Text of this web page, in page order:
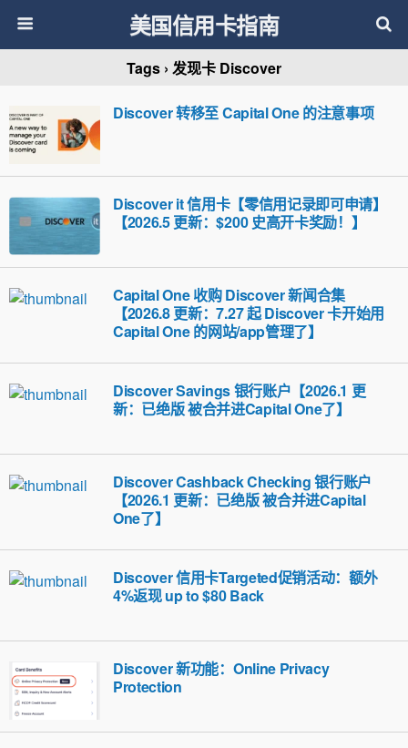
美国信用卡指南
Tags › 发现卡 Discover
Discover 转移至 Capital One 的注意事项
Discover it 信用卡【零信用记录即可申请】
【2026.5 更新：$200 史高开卡奖励！】
Capital One 收购 Discover 新闻合集
【2026.8 更新：7.27 起 Discover 卡开始用
Capital One 的网站/app管理了】
Discover Savings 银行账户【2026.1 更
新：已绝版 被合并进Capital One了】
Discover Cashback Checking 银行账户
【2026.1 更新：已绝版 被合并进Capital
One了】
Discover 信用卡Targeted促销活动：额外
4%返现 up to $80 Back
Discover 新功能：Online Privacy
Protection